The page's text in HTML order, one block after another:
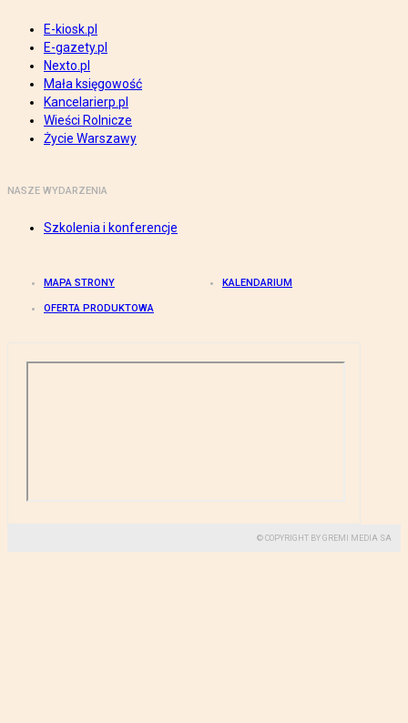
E-kiosk.pl
E-gazety.pl
Nexto.pl
Mała księgowość
Kancelarierp.pl
Wieści Rolnicze
Życie Warszawy
NASZE WYDARZENIA
Szkolenia i konferencje
MAPA STRONY KALENDARIUM
OFERTA PRODUKTOWA
© COPYRIGHT BY GREMI MEDIA SA